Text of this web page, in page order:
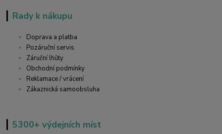
Rady k nákupu
Doprava a platba
Pozáruční servis
Záruční lhůty
Obchodní podmínky
Reklamace / vrácení
Zákaznická samoobsluha
5300+ výdejních míst